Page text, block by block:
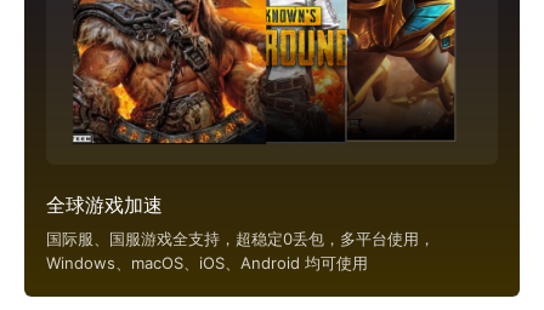
全球游戏加速
国际服、国服游戏全支持，超稳定0丢包，多平台使用，
Windows、macOS、iOS、Android 均可使用